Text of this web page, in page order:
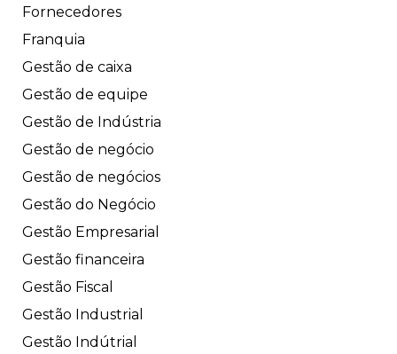
Fornecedores
Franquia
Gestão de caixa
Gestão de equipe
Gestão de Indústria
Gestão de negócio
Gestão de negócios
Gestão do Negócio
Gestão Empresarial
Gestão financeira
Gestão Fiscal
Gestão Industrial
Gestão Indútrial